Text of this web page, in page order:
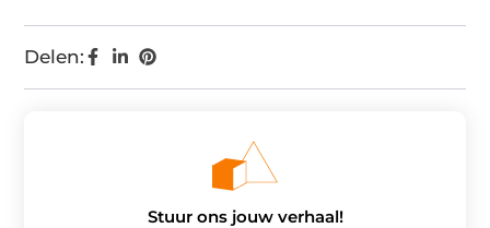
Delen:
Stuur ons jouw verhaal!